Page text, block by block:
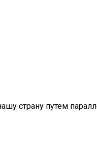
страну путем